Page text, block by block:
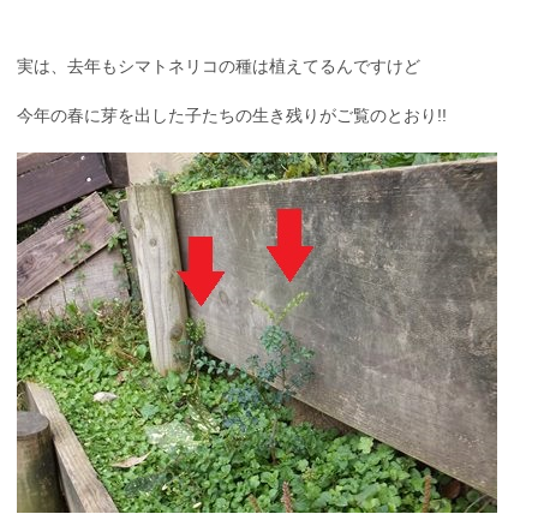
実は、去年もシマトネリコの種は植えてるんですけど
今年の春に芽を出した子たちの生き残りがご覧のとおり!!